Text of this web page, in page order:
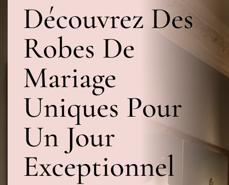
Découvrez Des
Robes De
Mariage
Uniques Pour
Un Jour
Exceptionnel